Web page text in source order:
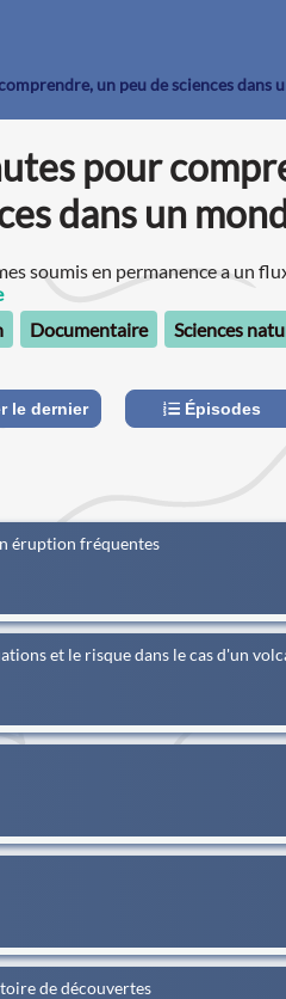
un peu de sciences dans
pour
dans un
soumis en permanence a un
riche mais pas toujours
Documentaire Sciences
le dernier Épisodes
éruption fréquentes
et le risque dans le cas d'un
de découvertes